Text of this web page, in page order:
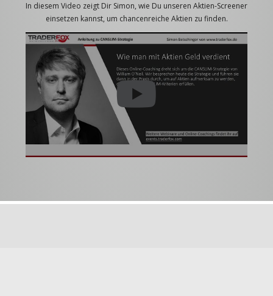
In diesem Video zeigt Dir Simon, wie Du unseren Aktien-Screener
einsetzen kannst, um chancenreiche Aktien zu finden.